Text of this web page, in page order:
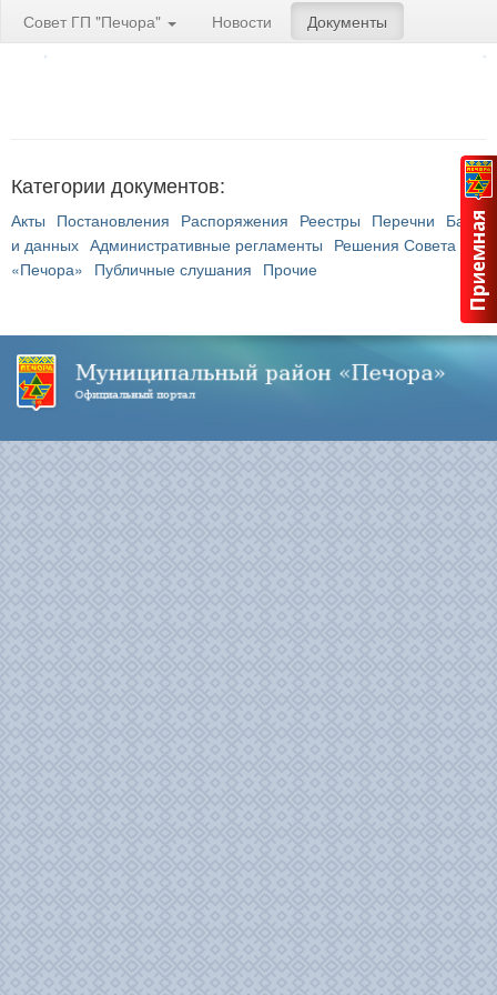
Совет ГП "Печора" Новости Документы
Категории документов:
Акты Постановления Распоряжения Реестры Перечни Банк
и данных Административные регламенты Решения Совета ГП
«Печора» Публичные слушания Прочие